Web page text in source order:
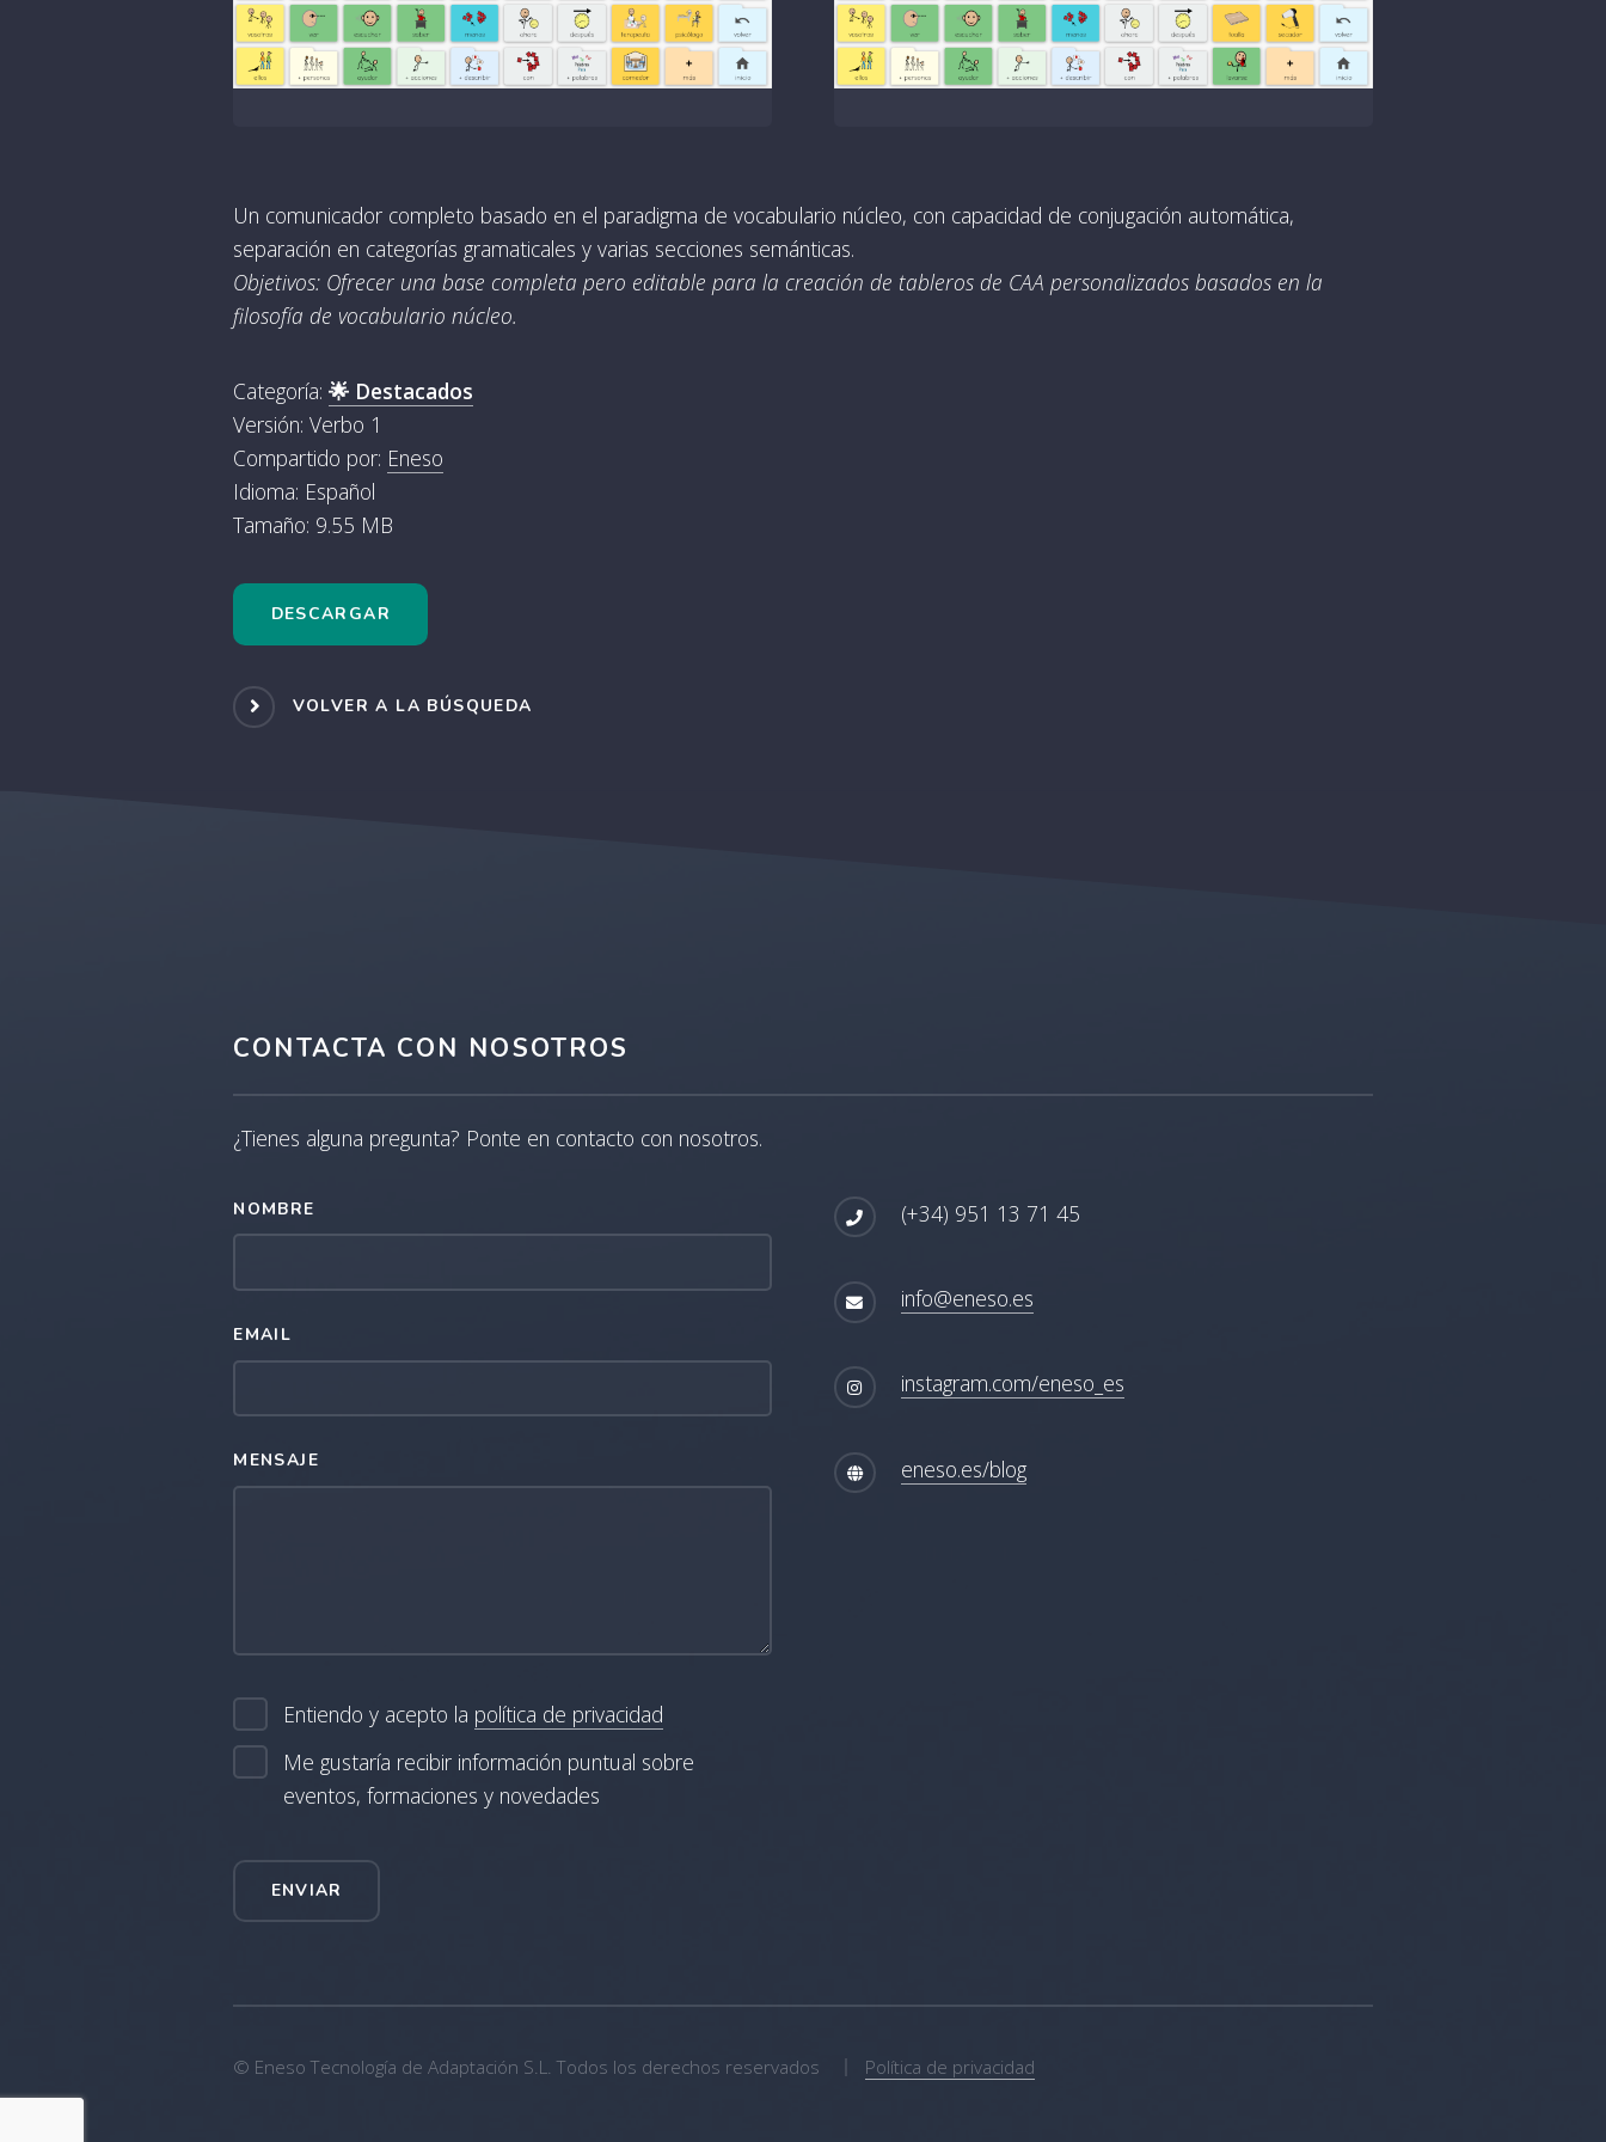
Un comunicador completo basado en el paradigma de vocabulario núcleo, con capacidad de conjugación automática,
separación en categorías gramaticales y varias secciones semánticas.
Objetivos: Ofrecer una base completa pero editable para la creación de tableros de CAA personalizados basados en la
filosofía de vocabulario núcleo.
Categoría:🌟 Destacados
Versión: Verbo 1
Compartido por: Eneso
Idioma: Español
Tamaño: 9.55 MB
DESCARGAR
VOLVER A LA BÚSQUEDA
CONTACTA CON NOSOTROS
¿Tienes alguna pregunta? Ponte en contacto con nosotros.
NOMBRE
EMAIL
MENSAJE
Entiendo y acepto la política de privacidad
Me gustaría recibir información puntual sobre
eventos, formaciones y novedades
ENVIAR
(+34) 951 13 71 45
info@eneso.es
instagram.com/eneso_es
eneso.es/blog
© Eneso Tecnología de Adaptación S.L. Todos los derechos reservados Política de privacidad